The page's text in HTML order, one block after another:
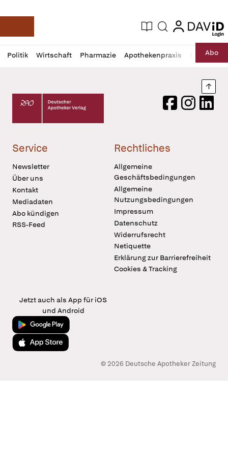
Deutsche Apotheker Zeitung
Aktuelle Ausgabe
Suche login
login
Politik Wirtschaft Pharmazie Apothekenpraxis RechtAbo
Profil
öffnen
Daz
Pur
Deutscher Apotheker Verlag Logo
FacebookInstagram
Service
Newsletter
Über uns
Kontakt
Mediadaten
Abo kündigen
RSS-Feed
Rechtliches
Allgemeine
Geschäftsbedingungen
Allgemeine
Nutzungsbedingungen
Impressum
Datenschutz
Widerrufsrecht
Netiquette
Erklärung zur Barrierefreiheit
Cookies & Tracking
Jetzt auch als App für iOS
und Android
Jetzt bei Google Play
Laden im App Store
© 2026 Deutsche Apotheker Zeitung